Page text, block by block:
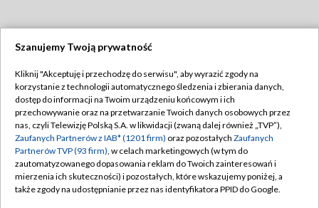
TVP
Abonament TVP
Emisja w TVP
Centrum informacji TVP
Naziemna Telewizja Cyfrowa
Regulamin TVP
Polityka prywatności
Moje zgody
Pomoc
Szanujemy Twoją prywatność
Kliknij "Akceptuję i przechodzę do serwisu", aby wyrazić zgody na
korzystanie z technologii automatycznego śledzenia i zbierania danych,
dostęp do informacji na Twoim urządzeniu końcowym i ich
przechowywanie oraz na przetwarzanie Twoich danych osobowych przez
nas, czyli Telewizję Polską S.A. w likwidacji (zwaną dalej również „TVP”),
Zaufanych Partnerów z IAB* (1201 firm) oraz pozostałych Zaufanych
Partnerów TVP (93 firm), w celach marketingowych (w tym do
zautomatyzowanego dopasowania reklam do Twoich zainteresowań i
mierzenia ich skuteczności) i pozostałych, które wskazujemy poniżej, a
także zgody na udostępnianie przez nas identyfikatora PPID do Google.